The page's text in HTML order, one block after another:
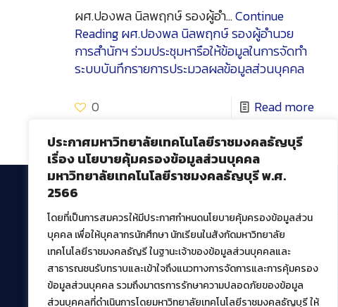
ประกาศมหาวิทยาลัยเทคโนโลยีราชมงคลธัญบุรี
เรื่อง นโยบายคุ้มครองข้อมูลส่วนบุคคล
มหาวิทยาลัยเทคโนโลยีราชมงคลธัญบุรี พ.ศ.
2566
โดยที่เป็นการสมควรให้มีประกาศกำหนดนโยบายคุ้มครองข้อมูลส่วน
บุคคล เพื่อให้บุคลากรนักศึกษา นักเรียนในสังกัดมหาวิทยาลัย
เทคโนโลยีราชมงคลธัญรี ในฐานะเจ้าของข้อมูลส่วนบุคคลและ
สาธารณชนรับทราบและเข้าใจถึงแนวทางการจัดการและการคุ้มครอง
ข้อมูลส่วนบุคคล รวมถึงมาตรการรักษาความปลอดภัยของข้อมูล
ส่วนบุคคลที่ดำเนินการโดยมหาวิทยาลัยเทคโนโลยีราชมงคลธัญบุรี ให้
ผศ.ปองพล นิลพฤกษ์ รองผู้อำ…Continue
Readingผศ.ปองพล นิลพฤกษ์ รองผู้อำนวย
การสำนักฯ ร่วมประชุมหารือให้ข้อมูลในการจัดทำ
ระบบบันทึกรายการประมวลผลข้อมูลส่วนบุคคล
0
Read more
สำนักวิทยบริการและเทคโนโลยีสารสนเทศ
มหาวิทยาลัยเทคโนโลยีราชมงคลธัญบุรี
39 หมู่ที่ 1 ตำบลคลองหก อำเภอคลองหลวง จังหวัด
ปทุมธานี 12120